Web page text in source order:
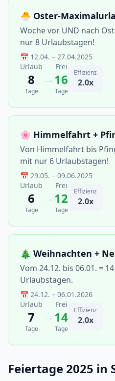
🐣 Oster-
Woche vor UND nach
nur 8 Urlaubstagen!
📅 12.04. – 27.04.2025
Urlaub
8
Tage
→
Frei
16
Tage
Effizienz
2.0x
🌸 Himmelfahrt +
Von Himmelfahrt bis
mit nur 6 Urlaubstagen!
📅 29.05. – 09.06.2025
Urlaub
6
Tage
→
Frei
12
Tage
Effizienz
2.0x
🎄 Weihnachten +
Vom 24.12. bis 06.01. =
Urlaubstagen.
📅 24.12. – 06.01.2026
Urlaub
7
Tage
→
Frei
14
Tage
Effizienz
2.0x
Feiertage 2025 in